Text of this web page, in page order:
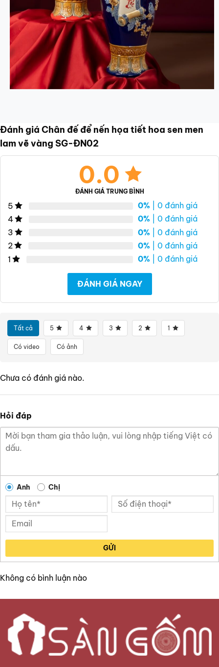
Đánh giá Chân đế để nến họa tiết hoa sen men
lam vẽ vàng SG-ĐN02
0.0
ĐÁNH GIÁ TRUNG BÌNH
5 0% | 0 đánh giá
4
0% | 0 đánh giá
3
0% | 0 đánh giá
2
0% | 0 đánh giá
1
0% | 0 đánh giá
ĐÁNH GIÁ NGAY
Tất cả 5 4 3 2 1
Có video Có ảnh
Chưa có đánh giá nào.
Hỏi đáp
Anh Chị
GỬI
Không có bình luận nào